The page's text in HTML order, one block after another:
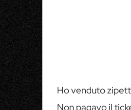
Ho venduto
Non pagavo il